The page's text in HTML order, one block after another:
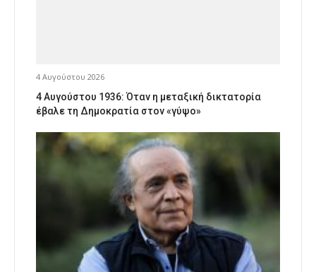
4 Αυγούστου 2026
4 Αυγούστου 1936: Όταν η μεταξική δικτατορία
έβαλε τη Δημοκρατία στον «γύψο»